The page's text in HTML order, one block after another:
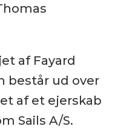
af Fayard
består ud over
af et ejerskab
Sails A/S.